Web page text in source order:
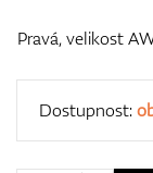
Pravá, velikost
Dostupnost: